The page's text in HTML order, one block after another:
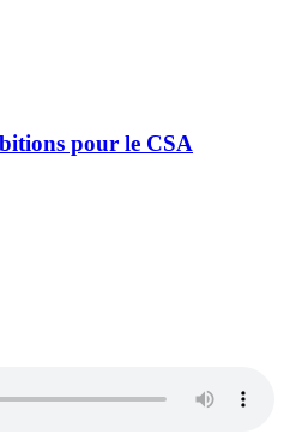
pour le CSA